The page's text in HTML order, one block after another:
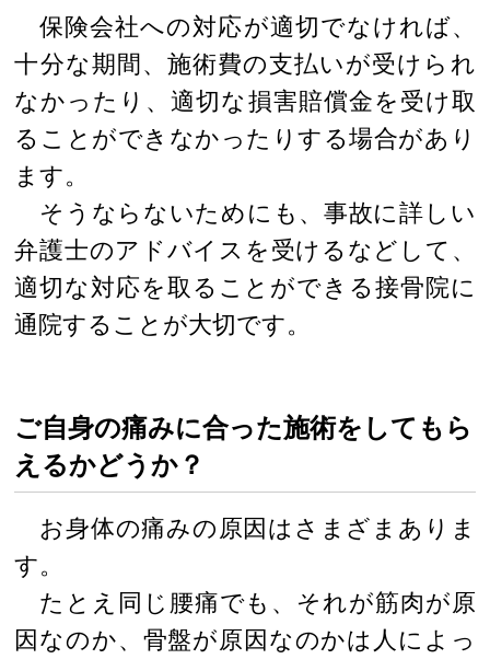
保険会社への対応が適切でなければ、
十分な期間、施術費の支払いが受けられ
なかったり、適切な損害賠償金を受け取
ることができなかったりする場合があり
ます。
そうならないためにも、事故に詳しい
弁護士のアドバイスを受けるなどして、
適切な対応を取ることができる接骨院に
通院することが大切です。
ご自身の痛みに合った施術をしてもら
えるかどうか？
お身体の痛みの原因はさまざまありま
す。
たとえ同じ腰痛でも、それが筋肉が原
因なのか、骨盤が原因なのかは人によっ